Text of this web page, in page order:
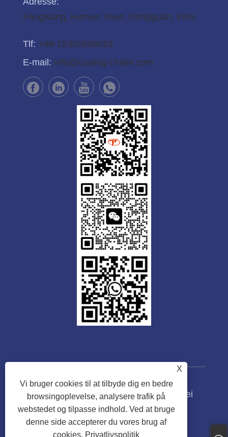
Fengxiang, Humen Town, Dongguan, Kina
Tlf: +86-15302636029
E-mail: info@cooling-chiller.com
Copyright © 2023 Guangdong Tongwei
Machinery Co., Ltd. Alle rettigheder
forbeholdes.
X
Vi bruger cookies til at tilbyde dig en bedre
browsingoplevelse, analysere trafik på
webstedet og tilpasse indhold. Ved at bruge
denne side accepterer du vores brug af
cookies. Privatlivspolitik